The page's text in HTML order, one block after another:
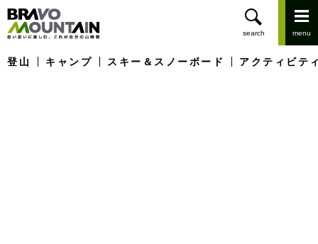
登山 キャンプ スキー＆スノーボード アクティビテ